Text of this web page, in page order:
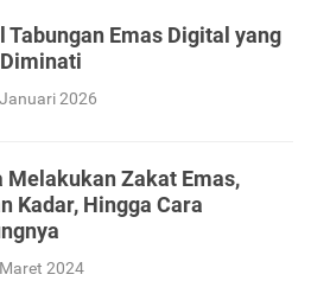
Tabungan Emas Digital yang
2026
Melakukan Zakat Emas,
Kadar, Hingga Cara
2024